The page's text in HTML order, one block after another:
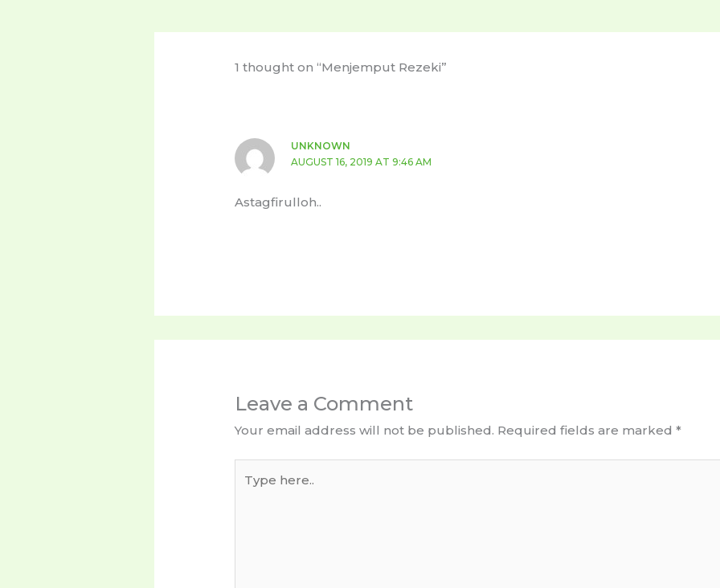
1 thought on “Menjemput Rezeki”
UNKNOWN
AUGUST 16, 2019 AT 9:46 AM
Astagfirulloh..
Leave a Comment
Your email address will not be published. Required fields are marked*
here..